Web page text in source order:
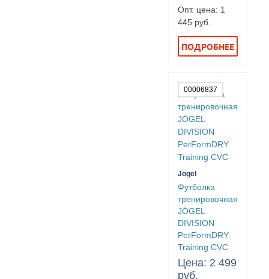
Опт. цена: 1
445 руб.
ПОДРОБНЕЕ
00006837
Jögel
Футболка
тренировочная
JÖGEL
DIVISION
PerFormDRY
Training CVC
Цена: 2 499
руб.